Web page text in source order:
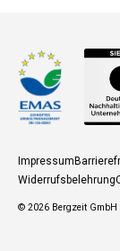
Impressum
Widerrufsbelehrung
© 2026 Bergzeit GmbH